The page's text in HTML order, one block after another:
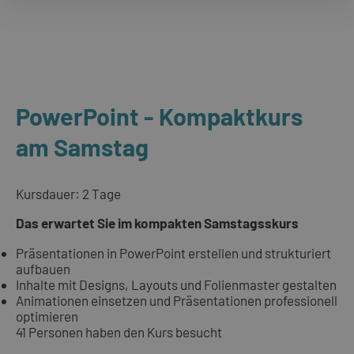
PowerPoint - Kompaktkurs
am Samstag
Kursdauer: 2 Tage
Das erwartet Sie im kompakten Samstagsskurs
Präsentationen in PowerPoint erstellen und strukturiert
aufbauen
Inhalte mit Designs, Layouts und Folienmaster gestalten
Animationen einsetzen und Präsentationen professionell
optimieren
41 Personen haben den Kurs besucht